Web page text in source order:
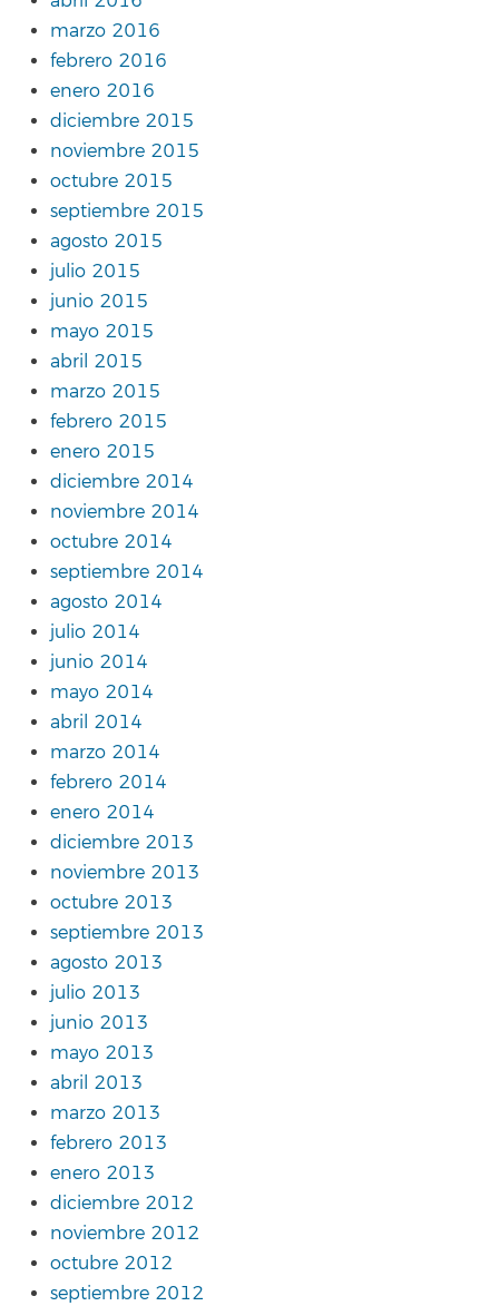
marzo 2016
febrero 2016
enero 2016
diciembre 2015
noviembre 2015
octubre 2015
septiembre 2015
agosto 2015
julio 2015
junio 2015
mayo 2015
abril 2015
marzo 2015
febrero 2015
enero 2015
diciembre 2014
noviembre 2014
octubre 2014
septiembre 2014
agosto 2014
julio 2014
junio 2014
mayo 2014
abril 2014
marzo 2014
febrero 2014
enero 2014
diciembre 2013
noviembre 2013
octubre 2013
septiembre 2013
agosto 2013
julio 2013
junio 2013
mayo 2013
abril 2013
marzo 2013
febrero 2013
enero 2013
diciembre 2012
noviembre 2012
octubre 2012
septiembre 2012